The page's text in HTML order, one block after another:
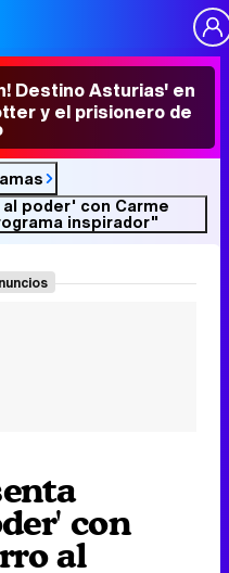
Destino Asturias' en
y el prisionero de
poder' con Carme
inspirador"
con
al